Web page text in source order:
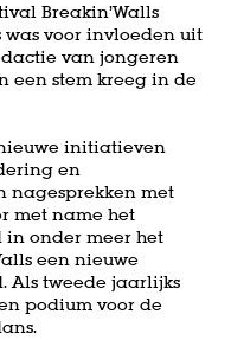
Breakin’Walls
voor invloeden uit
van jongeren
een stem kreeg in de
initiatieven
en
nagesprekken met
met name het
in onder meer het
een nieuwe
Als tweede jaarlijks
podium voor de